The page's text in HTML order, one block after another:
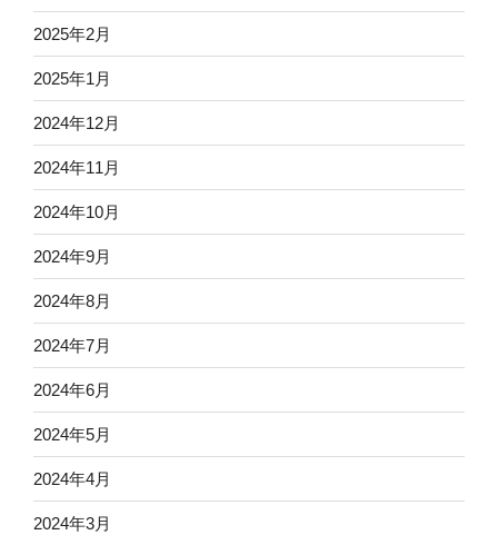
2025年2月
2025年1月
2024年12月
2024年11月
2024年10月
2024年9月
2024年8月
2024年7月
2024年6月
2024年5月
2024年4月
2024年3月